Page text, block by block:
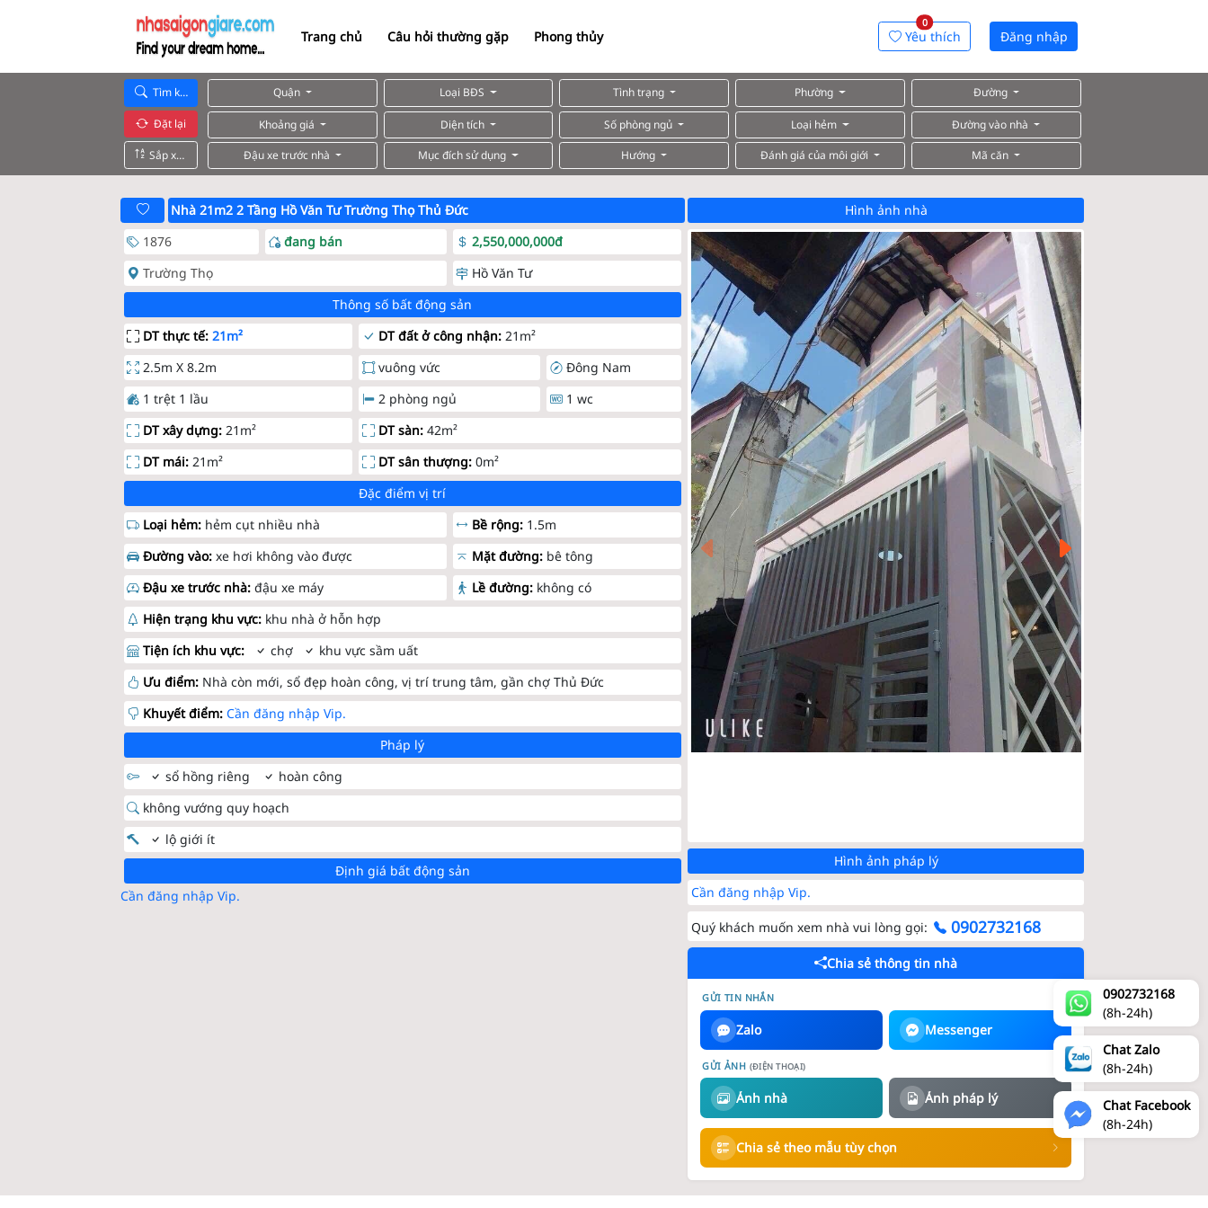
Trang chủ Câu hỏi thường gặp Phong thủy Yêu thích
0
Đăng nhập
Tìm kiếm
Đặt lại
Sắp xếp
Quận Loại BĐS Tình trạng Phường Đường
Khoảng giá Diện tích Số phòng ngủ Loại hẻm
Đường vào nhà
Đậu xe trước nhà
Mục đích sử dụng Hướng Đánh giá của môi giới Mã căn
Nhà 21m2 2 Tầng Hồ Văn Tư Trường Thọ Thủ Đức
1876
đang bán
2,550,000,000đ
Trường Thọ
Hồ Văn Tư
Thông số bất động sản
DT thực tế:21m² DT đất ở công nhận: 21m²
2.5m X 8.2m
vuông vức
Đông Nam
1 trệt 1 lầu
2 phòng ngủ
1 wc
DT xây dựng:21m² DT sàn: 42m²
DT mái:21m² DT sân thượng: 0m²
Đặc điểm vị trí
Loại hẻm: hẻm cụt nhiều nhà Bề rộng: 1.5m
Đường vào:xe hơi không vào được Mặt đường: bê tông
Đậu xe trước nhà:đậu xe máy Lề đường: không có
Hiện trạng khu vực: khu nhà ở hỗn hợp
Tiện ích khu vực:
chợ
khu vực sầm uất
Ưu điểm: Nhà còn mới, sổ đẹp hoàn công, vị trí trung tâm, gần chợ Thủ Đức
Khuyết điểm:Cần đăng nhập Vip.
Pháp lý
sổ hồng riêng
hoàn công
không vướng quy hoạch
lộ giới ít
Định giá bất động sản
Cần đăng nhập Vip.
Hình ảnh nhà
Hình ảnh pháp lý
Cần đăng nhập Vip.
Quý khách muốn xem nhà vui lòng gọi: 0902732168
Chia sẻ thông tin nhà
GỬI TIN NHẮN
Zalo Messenger
GỬI ẢNH (ĐIỆN THOẠI)
Ảnh nhà Ảnh pháp lý
Chia sẻ theo mẫu tùy chọn
0902732168
(8h-24h)
Chat Zalo
(8h-24h)
Chat Facebook
(8h-24h)